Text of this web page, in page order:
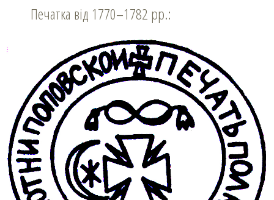
Печатка від 1770–1782 рр.: